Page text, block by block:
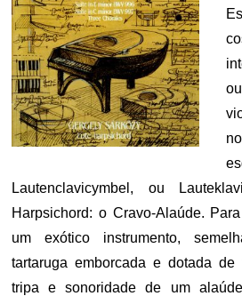
Lautenclavicymbel, ou
Harpsichord: o Cravo-Alaúde.
um exótico instrumento,
tartaruga emborcada e dotada
tripa e sonoridade de um